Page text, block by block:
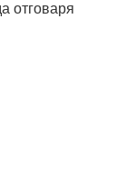
отговаря